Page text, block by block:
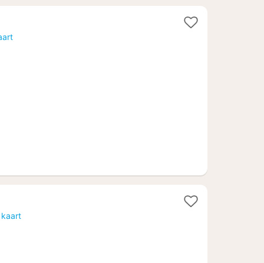
kaart